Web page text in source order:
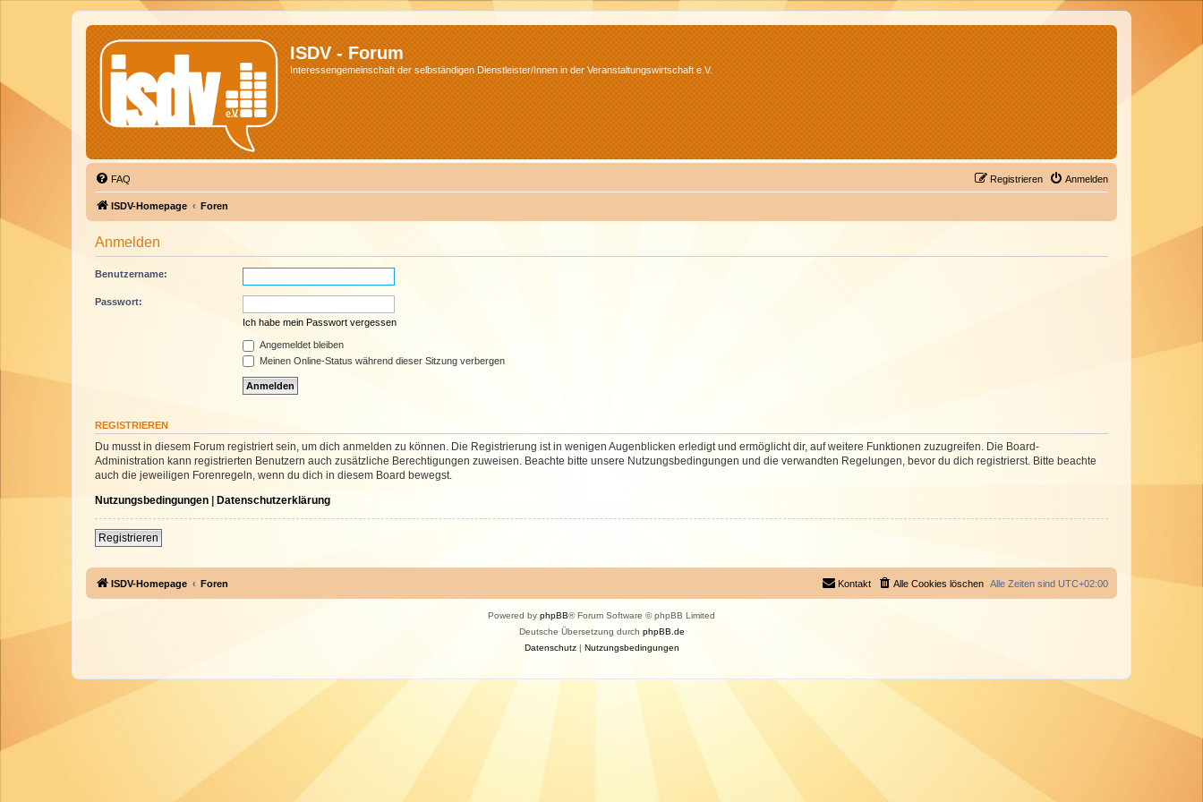
ISDV - Forum
Interessengemeinschaft der selbständigen Dienstleister/Innen in der Veranstaltungswirtschaft e.V.
FAQ Anmelden
Registrieren
ISDV-Homepage Foren
Anmelden
Benutzername:
Passwort:
Ich habe mein Passwort vergessen
Angemeldet bleiben
Meinen Online-Status während dieser Sitzung verbergen
REGISTRIEREN
Du musst in diesem Forum registriert sein, um dich anmelden zu können. Die Registrierung ist in wenigen Augenblicken erledigt und ermöglicht dir, auf weitere Funktionen zuzugreifen. Die Board-
Administration kann registrierten Benutzern auch zusätzliche Berechtigungen zuweisen. Beachte bitte unsere Nutzungsbedingungen und die verwandten Regelungen, bevor du dich registrierst. Bitte beachte
auch die jeweiligen Forenregeln, wenn du dich in diesem Board bewegst.
Nutzungsbedingungen | Datenschutzerklärung
Registrieren
ISDV-Homepage Foren Alle Zeiten sind UTC+02:00
Alle Cookies löschen
Kontakt
Powered by phpBB® Forum Software © phpBB Limited
Deutsche Übersetzung durch phpBB.de
Datenschutz| Nutzungsbedingungen